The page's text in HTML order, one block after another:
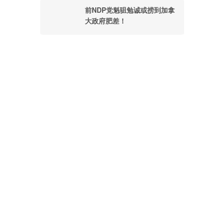
前NDP党魁驵勉诚或捞到加拿
大政府肥差！